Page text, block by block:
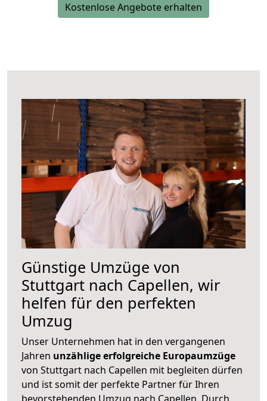
Kostenlose Angebote erhalten
Günstige Umzüge von
Stuttgart nach Capellen, wir
helfen für den perfekten
Umzug
Unser Unternehmen hat in den vergangenen
Jahren unzählige erfolgreiche Europaumzüge
von Stuttgart nach Capellen mit begleiten dürfen
und ist somit der perfekte Partner für Ihren